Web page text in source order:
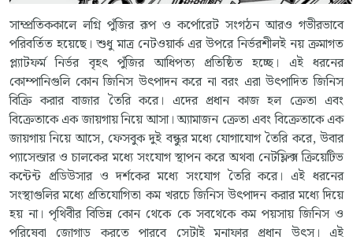
সাম্প্রতিককালে লগ্নি পুঁজির রূপ ও কর্পোরেট সংগঠন আরও গভীরভাবে
পরিবর্তিত হয়েছে। শুধু মাত্র নেটওয়ার্ক এর উপরে নির্ভরশীলই নয় ক্রমাগত
প্ল্যাটফর্ম নির্ভর বৃহৎ পুঁজির আধিপত্য প্রতিষ্ঠিত হচ্ছে। এই ধরনের
কোম্পানিগুলি কোন জিনিস উৎপাদন করে না বরং এরা উৎপাদিত জিনিস
বিক্রি করার বাজার তৈরি করে। এদের প্রধান কাজ হল ক্রেতা এবং
বিক্রেতাকে এক জায়গায় নিয়ে আসা। অ্যামাজন ক্রেতা এবং বিক্রেতাকে এক
জায়গায় নিয়ে আসে, ফেসবুক দুই বন্ধুর মধ্যে যোগাযোগ তৈরি করে, উবার
প্যাসেন্জার ও চালকের মধ্যে সংযোগ স্থাপন করে অথবা নেটফ্লিক্স ক্রিয়েটিভ
কন্টেন্ট প্রডিউসার ও দর্শকের মধ্যে সংযোগ তৈরি করে। এই ধরনের
সংস্থাগুলির মধ্যে প্রতিযোগিতা কম খরচে জিনিস উৎপাদন করার মধ্যে দিয়ে
হয় না। পৃথিবীর বিভিন্ন কোন থেকে কে সবথেকে কম পয়সায় জিনিস ও